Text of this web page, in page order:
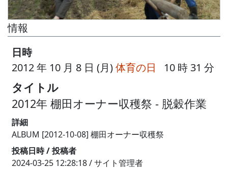
情報
日時
2012 年 10 月 8 日 (月)体育の日 10 時 31 分
タイトル
2012年 棚田オーナー収穫祭 - 脱穀作業
詳細
ALBUM [2012-10-08] 棚田オーナー収穫祭
投稿日時 / 投稿者
2024-03-25 12:28:18 / サイト管理者